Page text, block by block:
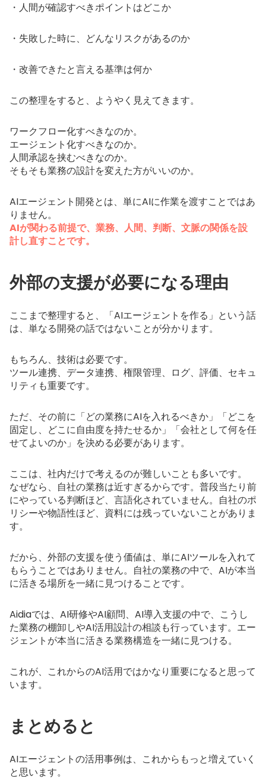
・人間が確認すべきポイントはどこか
・失敗した時に、どんなリスクがあるのか
・改善できたと言える基準は何か
この整理をすると、ようやく見えてきます。
ワークフロー化すべきなのか。
エージェント化すべきなのか。
人間承認を挟むべきなのか。
そもそも業務の設計を変えた方がいいのか。
AIエージェント開発とは、単にAIに作業を渡すことではあ
りません。
AIが関わる前提で、業務、人間、判断、文脈の関係を設
計し直すことです。
外部の支援が必要になる理由
ここまで整理すると、「AIエージェントを作る」という話
は、単なる開発の話ではないことが分かります。
もちろん、技術は必要です。
ツール連携、データ連携、権限管理、ログ、評価、セキュ
リティも重要です。
ただ、その前に「どの業務にAIを入れるべきか」「どこを
固定し、どこに自由度を持たせるか」「会社として何を任
せてよいのか」を決める必要があります。
ここは、社内だけで考えるのが難しいことも多いです。
なぜなら、自社の業務は近すぎるからです。普段当たり前
にやっている判断ほど、言語化されていません。自社のポ
リシーや物語性ほど、資料には残っていないことがありま
す。
だから、外部の支援を使う価値は、単にAIツールを入れて
もらうことではありません。自社の業務の中で、AIが本当
に活きる場所を一緒に見つけることです。
Aidiaでは、 AI研修やAI顧問、 AI導入支援の中で、こうし
た業務の棚卸しやAI活用設計の相談も行っています。エー
ジェントが本当に活きる業務構造を一緒に見つける。
これが、これからのAI活用ではかなり重要になると思って
います。
まとめると
AIエージェントの活用事例は、これからもっと増えていく
と思います。